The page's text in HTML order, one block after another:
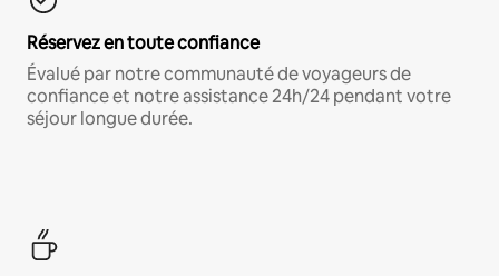
Réservez en toute confiance
Évalué par notre communauté de voyageurs de
confiance et notre assistance 24h/24 pendant votre
séjour longue durée.